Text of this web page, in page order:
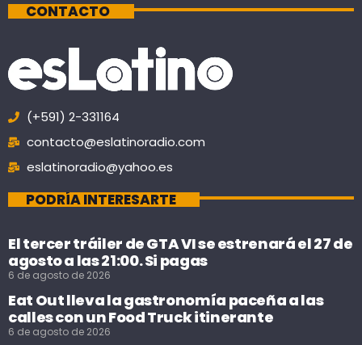
CONTACTO
(+591) 2-331164
contacto@eslatinoradio.com
eslatinoradio@yahoo.es
PODRÍA INTERESARTE
El tercer tráiler de GTA VI se estrenará el 27 de
agosto a las 21:00. Si pagas
6 de agosto de 2026
Eat Out lleva la gastronomía paceña a las
calles con un Food Truck itinerante
6 de agosto de 2026